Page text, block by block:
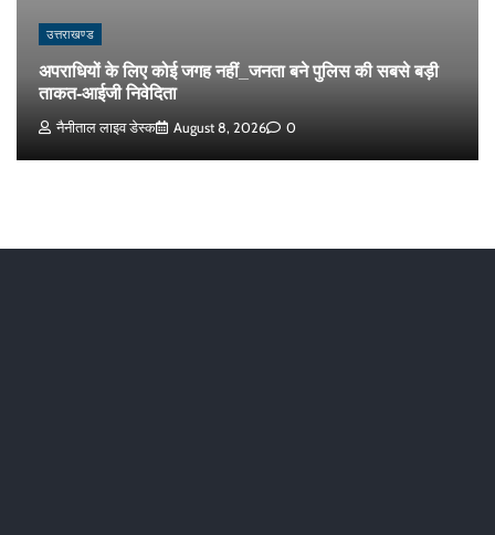
उत्तराखण्ड
अपराधियों के लिए कोई जगह नहीं_जनता बने पुलिस की सबसे बड़ी
ताकत-आईजी निवेदिता
नैनीताल लाइव डेस्क August 8, 2026 0